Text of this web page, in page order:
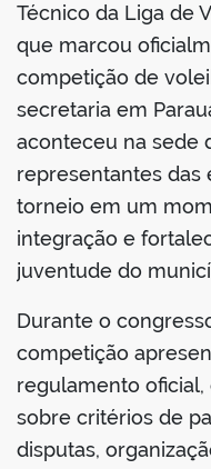
Técnico da Liga de
que marcou
competição de
secretaria em
aconteceu na sede
representantes das
torneio em um
integração e
juventude do
Durante o
competição
regulamento
sobre critérios de
disputas,